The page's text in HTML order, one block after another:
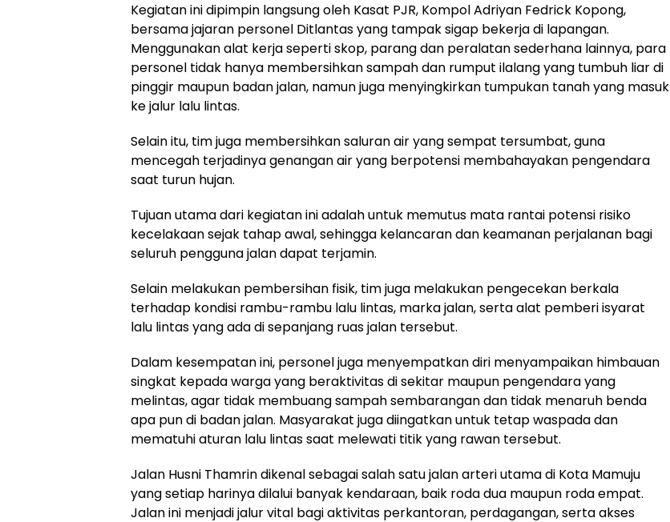
Kegiatan ini dipimpin langsung oleh Kasat PJR, Kompol Adriyan Fedrick Kopong,
bersama jajaran personel Ditlantas yang tampak sigap bekerja di lapangan.
Menggunakan alat kerja seperti skop, parang dan peralatan sederhana lainnya, para
personel tidak hanya membersihkan sampah dan rumput ilalang yang tumbuh liar di
pinggir maupun badan jalan, namun juga menyingkirkan tumpukan tanah yang masuk
ke jalur lalu lintas.
Selain itu, tim juga membersihkan saluran air yang sempat tersumbat, guna
mencegah terjadinya genangan air yang berpotensi membahayakan pengendara
saat turun hujan.
Tujuan utama dari kegiatan ini adalah untuk memutus mata rantai potensi risiko
kecelakaan sejak tahap awal, sehingga kelancaran dan keamanan perjalanan bagi
seluruh pengguna jalan dapat terjamin.
Selain melakukan pembersihan fisik, tim juga melakukan pengecekan berkala
terhadap kondisi rambu-rambu lalu lintas, marka jalan, serta alat pemberi isyarat
lalu lintas yang ada di sepanjang ruas jalan tersebut.
Dalam kesempatan ini, personel juga menyempatkan diri menyampaikan himbauan
singkat kepada warga yang beraktivitas di sekitar maupun pengendara yang
melintas, agar tidak membuang sampah sembarangan dan tidak menaruh benda
apa pun di badan jalan. Masyarakat juga diingatkan untuk tetap waspada dan
mematuhi aturan lalu lintas saat melewati titik yang rawan tersebut.
Jalan Husni Thamrin dikenal sebagai salah satu jalan arteri utama di Kota Mamuju
yang setiap harinya dilalui banyak kendaraan, baik roda dua maupun roda empat.
Jalan ini menjadi jalur vital bagi aktivitas perkantoran, perdagangan, serta akses